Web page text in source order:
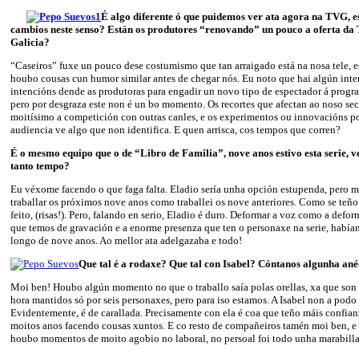
É algo diferente ó que puidemos ver ata agora na TVG,
cambios neste senso? Están os produtores “renovando” un pouco a oferta da
Galicia?
“Caseiros” fuxe un pouco dese costumismo que tan arraigado está na nosa tele,
houbo cousas cun humor similar antes de chegar nós. Eu noto que hai algún
intencións dende as produtoras para engadir un novo tipo de espectador á
pero por desgraza este non é un bo momento. Os recortes que afectan ao noso
moitísimo a competición con outras canles, e os experimentos ou innovacións
audiencia ve algo que non identifica. E quen arrisca, cos tempos que corren?
É o mesmo equipo que o de “Libro de Familia”, nove anos estivo esta serie,
tanto tempo?
Eu véxome facendo o que faga falta. Eladio sería unha opción estupenda, pero
traballar os próximos nove anos como traballei os nove anteriores. Como se
feito, (risas!). Pero, falando en serio, Eladio é duro. Deformar a voz como a
que temos de gravación e a enorme presenza que ten o personaxe na serie,
longo de nove anos. Ao mellor ata adelgazaba e todo!
Que tal é a rodaxe? Que tal con Isabel? Cóntanos algunha
Moi ben! Houbo algún momento no que o traballo saía polas orellas, xa que
hora mantidos só por seis personaxes, pero para iso estamos. A Isabel non a
Evidentemente, é de carallada. Precisamente con ela é coa que teño máis
moitos anos facendo cousas xuntos. E co resto de compañeiros tamén moi ben,
houbo momentos de moito agobio no laboral, no persoal foi todo unha